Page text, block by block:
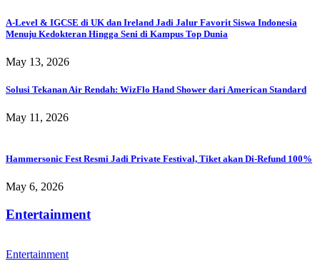
A-Level & IGCSE di UK dan Ireland Jadi Jalur Favorit Siswa Indonesia
Menuju Kedokteran Hingga Seni di Kampus Top Dunia
May 13, 2026
Solusi Tekanan Air Rendah: WizFlo Hand Shower dari American Standard
May 11, 2026
Hammersonic Fest Resmi Jadi Private Festival, Tiket akan Di-Refund 100%
May 6, 2026
Entertainment
Entertainment